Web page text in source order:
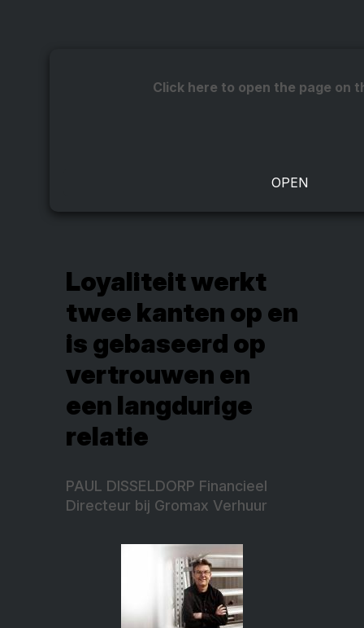
Click here to open the page on
Loyaliteit werkt
twee kanten op en
is gebaseerd op
vertrouwen en
een langdurige
relatie
PAUL DISSELDORP Financieel
Directeur bij Gromax Verhuur